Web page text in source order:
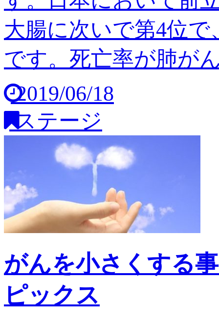
大腸に次いで第4位で
です。死亡率が肺が
2019/06/18
ステージ
がんを小さくする
ピックス